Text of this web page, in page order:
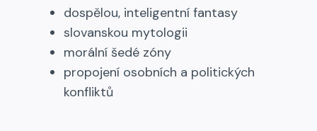
dospělou, inteligentní fantasy
slovanskou mytologii
morální šedé zóny
propojení osobních a politických
konfliktů